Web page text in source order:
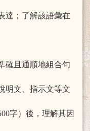
達；了解該語彙在
確且通順地組合句
明文、指示文等文
字）後，理解其因